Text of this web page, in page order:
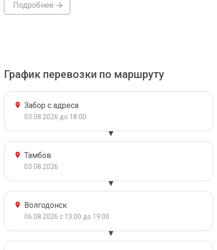
Подробнее
График перевозки по маршруту
Забор с адреса
03.08.2026 до 18:00
Тамбов
03.08.2026
Волгодонск
06.08.2026 с 13:00 до 19:00